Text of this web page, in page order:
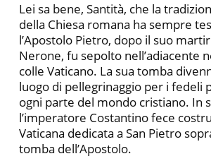
Lei sa bene, Santità, che la
della Chiesa romana ha sempre
l’Apostolo Pietro, dopo il suo
Nerone, fu sepolto nell’adiacente
colle Vaticano. La sua tomba
luogo di pellegrinaggio per i fedeli
ogni parte del mondo cristiano. In
l’imperatore Costantino fece
Vaticana dedicata a San Pietro
tomba dell’Apostolo.